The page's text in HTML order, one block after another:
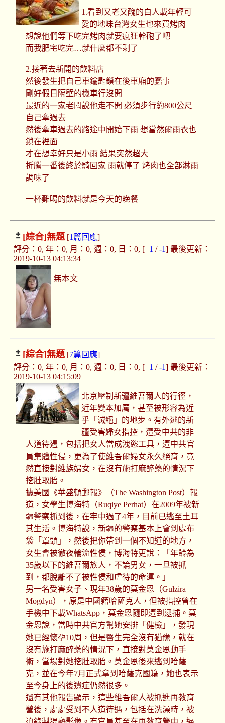
1.看到又老又醜的白人載年輕可
愛的地味台灣女生也來買烤肉
想說他們等下吃完烤肉就要瘋狂幹砲了吧
而我肥宅吃完…就什麼都不剩了
2.接著去新開的飲料店
然後發生把自己車鑰匙鎖在後車廂的蠢事
剛好假日隔壁的機車行沒開
最近的一家老闆說他走不開 必須步行約800公尺
自己牽過去
然後牽車過去的路途中開始下雨 想當然爾雨衣也
鎖在裡面
才在想幸好只是小雨 結果突然超大
折騰一番後終於騎回家 雨就停了 烤肉也全部淋雨
調味了
一杯難喝的飲料就是今天的晚餐
[綜合]無題[1篇回應]
評分：0, 年：0, 月：0, 週：0, 日：0, [+1 /-1] 最後更新：
2019-10-13 04:13:34
無本文
[綜合]無題[7篇回應]
評分：0, 年：0, 月：0, 週：0, 日：0, [+1 /-1] 最後更新：
2019-10-13 04:15:09
北京壓制新疆維吾爾人的行徑，
近年變本加厲，甚至被形容為近
乎「滅絕」的地步。有外逃的新
疆受害婦女指控，遭受中共的非
人道待遇，包括把女人當成洩慾工具，遭中共官
員集體性侵，更為了使維吾爾婦女永久絕育，竟
然直接對維族婦女，在沒有施打麻醉藥的情況下
挖肚取胎。
據美國《華盛頓郵報》（The Washington Post）報
道，女學生博海特（Ruqiye Perhat）在2009年被新
疆警察抓到後，在牢中過了4年，目前已逃至土耳
其生活。博海特說，新疆的警察基本上會到處布
袋「罩頭」，然後把你帶到一個不知道的地方，
女生會被徹夜輪流性侵，博海特更說：「年齡為
35歲以下的維吾爾族人，不論男女，一旦被抓
到，都脫離不了被性侵和虐待的命運。」
另一名受害女子、現年38歲的莫金恩（Gulzira
Mogdyn），原是中國籍哈薩克人，但被指控曾在
手機中下載WhatsApp，莫金恩隨即遭到逮捕。莫
金恩說，當時中共官方幫她安排「健檢」，發現
她已經懷孕10周，但是醫生完全沒有猶豫，就在
沒有施打麻醉藥的情況下，直接對莫金恩動手
術，當場對她挖肚取胎。莫金恩後來逃到哈薩
克，並在今年7月正式拿到哈薩克國籍，她也表示
至今身上的後遺症仍然很多。
還有其他報告顯示，這些維吾爾人被抓進再教育
營後，處處受到不人道待遇，包括在洗澡時，被